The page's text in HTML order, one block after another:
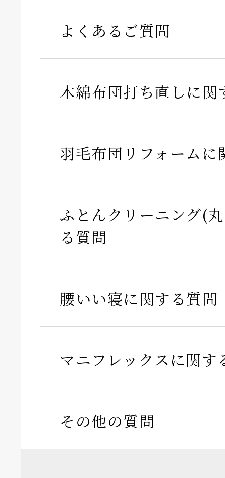
よくあるご質問
木綿布団打ち直しに関
羽毛布団リフォームに
ふとんクリーニング(
る質問
腰いい寝に関する質問
マニフレックスに関す
その他の質問